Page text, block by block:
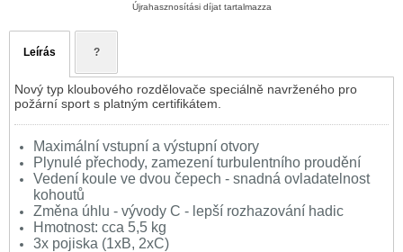
Újrahasznosítási díjat tartalmazza
Leírás ?
Nový typ kloubového rozdělovače speciálně navrženého pro
požární sport s platným certifikátem.
Maximální vstupní a výstupní otvory
Plynulé přechody, zamezení turbulentního proudění
Vedení koule ve dvou čepech - snadná ovladatelnost
kohoutů
Změna úhlu - vývody C - lepší rozhazování hadic
Hmotnost: cca 5,5 kg
3x pojiska (1xB, 2xC)